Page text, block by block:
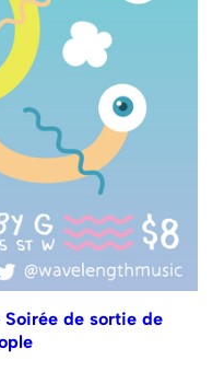
Soirée de sortie de